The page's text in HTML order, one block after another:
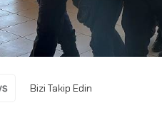
Bizi Takip Edin